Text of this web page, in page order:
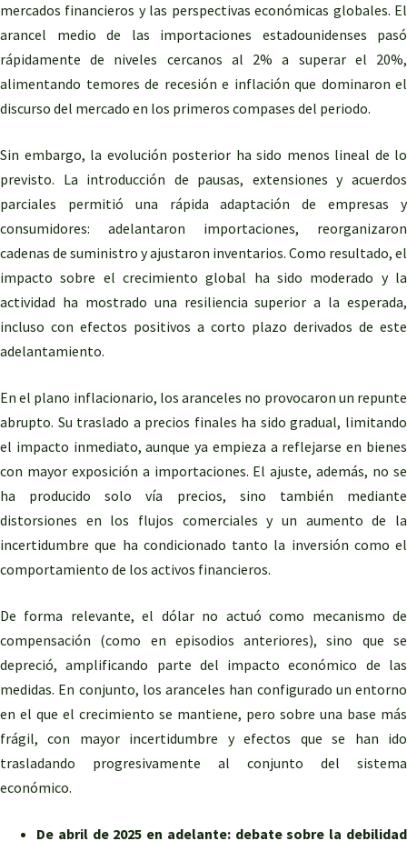
mercados financieros y las perspectivas económicas globales. El
arancel medio de las importaciones estadounidenses pasó
rápidamente de niveles cercanos al 2% a superar el 20%,
alimentando temores de recesión e inflación que dominaron el
discurso del mercado en los primeros compases del periodo.
Sin embargo, la evolución posterior ha sido menos lineal de lo
previsto. La introducción de pausas, extensiones y acuerdos
parciales permitió una rápida adaptación de empresas y
consumidores: adelantaron importaciones, reorganizaron
cadenas de suministro y ajustaron inventarios. Como resultado, el
impacto sobre el crecimiento global ha sido moderado y la
actividad ha mostrado una resiliencia superior a la esperada,
incluso con efectos positivos a corto plazo derivados de este
adelantamiento.
En el plano inflacionario, los aranceles no provocaron un repunte
abrupto. Su traslado a precios finales ha sido gradual, limitando
el impacto inmediato, aunque ya empieza a reflejarse en bienes
con mayor exposición a importaciones. El ajuste, además, no se
ha producido solo vía precios, sino también mediante
distorsiones en los flujos comerciales y un aumento de la
incertidumbre que ha condicionado tanto la inversión como el
comportamiento de los activos financieros.
De forma relevante, el dólar no actuó como mecanismo de
compensación (como en episodios anteriores), sino que se
depreció, amplificando parte del impacto económico de las
medidas. En conjunto, los aranceles han configurado un entorno
en el que el crecimiento se mantiene, pero sobre una base más
frágil, con mayor incertidumbre y efectos que se han ido
trasladando progresivamente al conjunto del sistema
económico.
De abril de 2025 en adelante: debate sobre la debilidad